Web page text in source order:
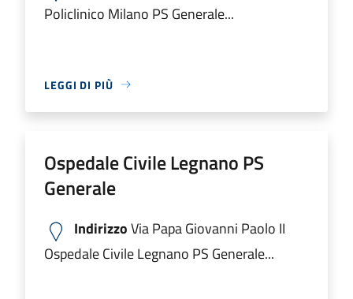
Policlinico Milano PS Generale...
LEGGI DI PIÙ
Ospedale Civile Legnano PS
Generale
IndirizzoVia Papa Giovanni Paolo II
Ospedale Civile Legnano PS Generale...